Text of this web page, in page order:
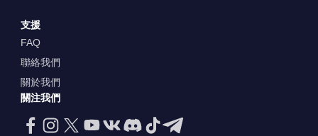
支援
FAQ
聯絡我們
關於我們
關注我們